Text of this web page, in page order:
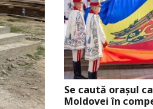
Se caută orașul
Moldovei în